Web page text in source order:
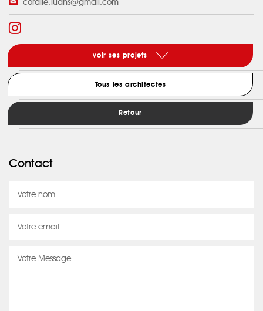
coralie.luans@gmail.com
voir ses projets
Tous les architectes
Retour
Contact